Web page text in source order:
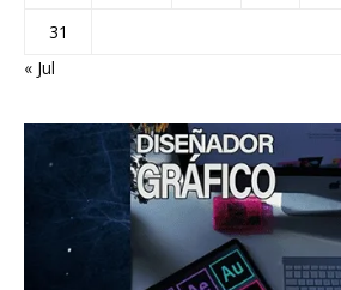
31
« Jul